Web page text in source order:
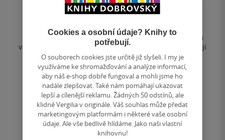
0.0
z
hvězdiček
Napínavý příběh lásky, vychytralosti a odvahy… divoká
vášeň ve víru nemilosrdného povstání.Dcera hledá svoji
minulost.Agentka hledá svoji...
Nedostupné
Uložit do seznamu
Cookies a osobní údaje? Knihy to
potřebují.
O souborech cookies jste určitě již slyšeli. I my je
využíváme ke shromažďování a analýze informací,
aby náš e-shop dobře fungoval a mohli jsme ho
nadále zlepšovat. Také nám pomáhají ukazovat
lepší a cílenější reklamu. Žádných 50 odstínů, ale
klidně Vergilia v originále. Váš souhlas může předat
marketingovým platformám i některé vaše osobní
údaje. Ale vše bedlivě hlídáme. Jako naši vlastní
knihovnu!